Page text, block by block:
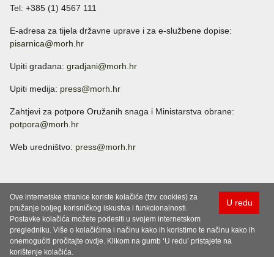
Tel: +385 (1) 4567 111
E-adresa za tijela državne uprave i za e-službene dopise:
pisarnica@morh.hr
Upiti građana: gradjani@morh.hr
Upiti medija: press@morh.hr
Zahtjevi za potpore Oružanih snaga i Ministarstva obrane:
potpora@morh.hr
Web uredništvo: press@morh.hr
U redu
Ove internetske stranice koriste kolačiće (tzv. cookies) za
pružanje boljeg korisničkog iskustva i funkcionalnosti.
Postavke kolačića možete podesiti u svojem internetskom
pregledniku. Više o kolačićima i načinu kako ih koristimo te načinu kako ih
onemogućiti pročitajte ovdje. Klikom na gumb ‘U redu’ pristajete na
korištenje kolačića.